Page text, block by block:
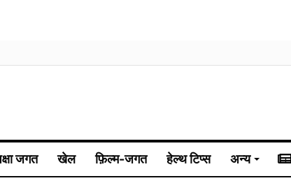
जगत खेल फ़िल्म-जगत हेल्थ टिप्स अन्य